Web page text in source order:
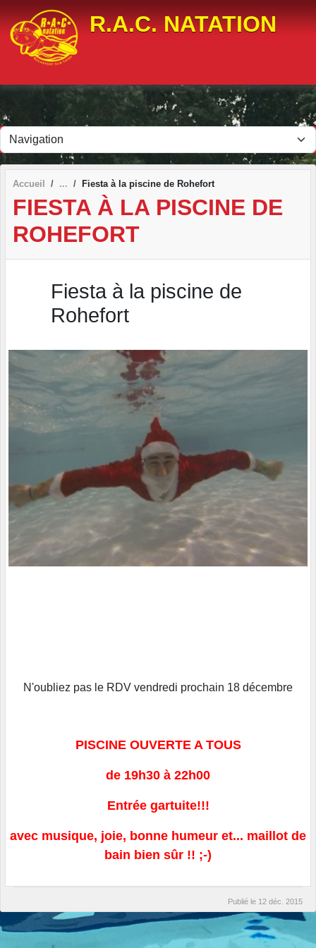
R.A.C. NATATION
Accueil Fiesta à la piscine de Rohefort
FIESTA À LA PISCINE DE
ROHEFORT
Fiesta à la piscine de
Rohefort
N'oubliez pas le RDV vendredi prochain 18 décembre
PISCINE OUVERTE A TOUS
de 19h30 à 22h00
Entrée gartuite!!!
avec musique, joie, bonne humeur et... maillot de
bain bien sûr !! ;-)
Publié le 12 déc. 2015
Panneau de gestion des cookies